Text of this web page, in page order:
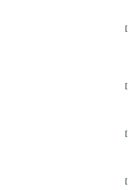
[
[
[
[